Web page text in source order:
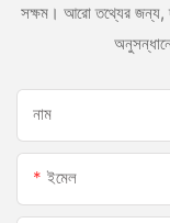
সক্ষম। আরো তথ্যের জন্য,
নাম
ইমেল